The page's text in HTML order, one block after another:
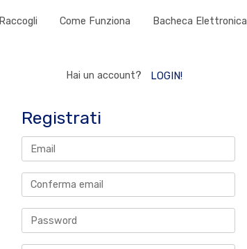
Raccogli Come Funziona Bacheca Elettronica
Hai un account? LOGIN!
Registrati